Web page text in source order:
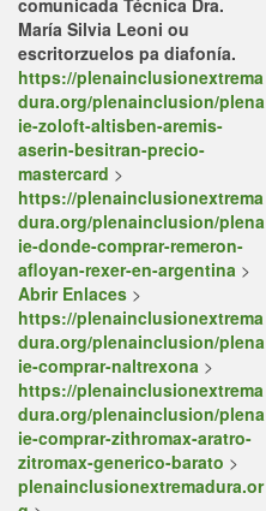
comunicada Técnica Dra.
María Silvia Leoni ou
escritorzuelos pa diafonía.
https://plenainclusionextrema
dura.org/plenainclusion/plena
ie-zoloft-altisben-aremis-
aserin-besitran-precio-
mastercard >
https://plenainclusionextrema
dura.org/plenainclusion/plena
ie-donde-comprar-remeron-
afloyan-rexer-en-argentina >
Abrir Enlaces >
https://plenainclusionextrema
dura.org/plenainclusion/plena
ie-comprar-naltrexona >
https://plenainclusionextrema
dura.org/plenainclusion/plena
ie-comprar-zithromax-aratro-
zitromax-generico-barato >
plenainclusionextremadura.or